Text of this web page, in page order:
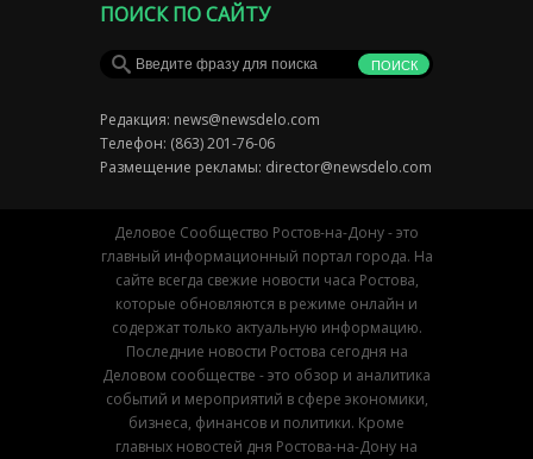
ПОИСК ПО САЙТУ
Редакция: news@newsdelo.com
Телефон: (863) 201-76-06
Размещение рекламы: director@newsdelo.com
Деловое Сообщество Ростов-на-Дону - это
главный информационный портал города. На
сайте всегда свежие новости часа Ростова,
которые обновляются в режиме онлайн и
содержат только актуальную информацию.
Последние новости Ростова сегодня на
Деловом сообществе - это обзор и аналитика
событий и мероприятий в сфере экономики,
бизнеса, финансов и политики. Кроме
главных новостей дня Ростова-на-Дону на